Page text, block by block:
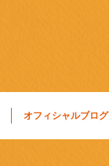
オフィシャルブログ